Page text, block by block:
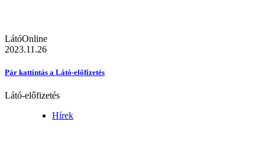
LátóOnline
2023.11.26
Pár kattintás a Látó-előfizetés
Látó-előfizetés
Hírek